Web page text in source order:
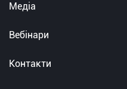
Медіа
Вебінари
Контакти